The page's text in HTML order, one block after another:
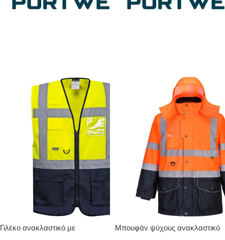
Γιλέκο ανακλαστικό με
Μπουφάν ψύχους ανακλαστικό